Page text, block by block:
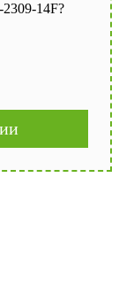
14F?